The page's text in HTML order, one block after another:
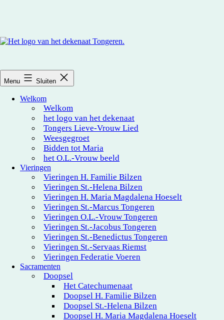
Menu Sluiten
Welkom
Welkom
het logo van het dekenaat
Tongers Lieve-Vrouw Lied
Weesgegroet
Bidden tot Maria
het O.L.‑Vrouw beeld
Vieringen
Vieringen H. Familie Bilzen
Vieringen St.-Helena Bilzen
Vieringen H. Maria Magdalena Hoeselt
Vieringen St.-Marcus Tongeren
Vieringen O.L.-Vrouw Tongeren
Vieringen St.-Jacobus Tongeren
Vieringen St.-Benedictus Tongeren
Vieringen St.-Servaas Riemst
Vieringen Federatie Voeren
Sacramenten
Doopsel
Het Catechumenaat
Doopsel H. Familie Bilzen
Doopsel St.-Helena Bilzen
Doopsel H. Maria Magdalena Hoeselt